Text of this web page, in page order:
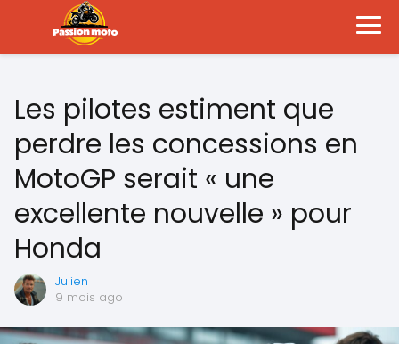
Les pilotes estiment que
perdre les concessions en
MotoGP serait « une
excellente nouvelle » pour
Honda
Julien
9 mois ago